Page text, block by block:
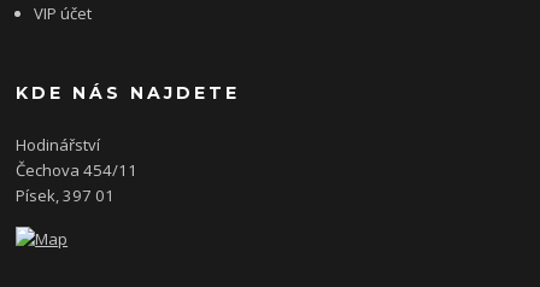
VIP účet
KDE NÁS NAJDETE
Hodinářství
Čechova 454/11
Písek, 397 01